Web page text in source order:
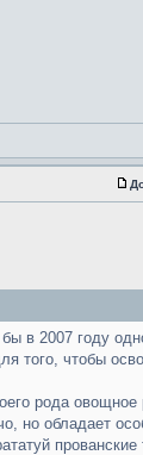
в 2007 году
того, чтобы
рода овощное
но обладает